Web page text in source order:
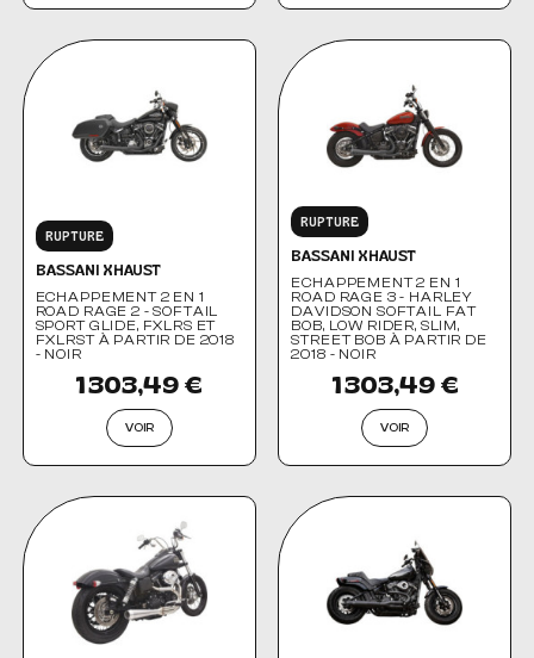
RUPTURE
BASSANI XHAUST
ECHAPPEMENT 2 EN 1
ROAD RAGE 2 - SOFTAIL
SPORT GLIDE, FXLRS ET
FXLRST À PARTIR DE 2018
- NOIR
1 303,49 €
VOIR
RUPTURE
BASSANI XHAUST
ECHAPPEMENT 2 EN 1
ROAD RAGE 3 - HARLEY
DAVIDSON SOFTAIL FAT
BOB, LOW RIDER, SLIM,
STREET BOB À PARTIR DE
2018 - NOIR
1 303,49 €
VOIR